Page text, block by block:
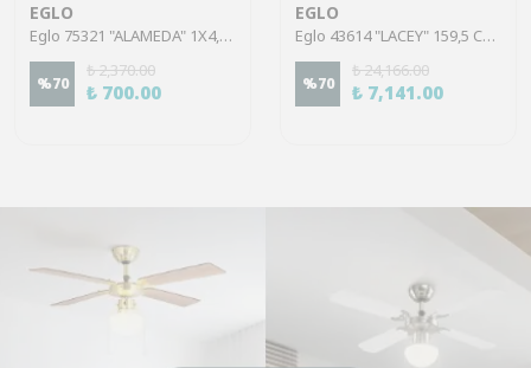
EGLO
Eglo 75321 "ALAMEDA" 1X4,5W Çelik Nikel Mat Sıva Üstü Spot
%70
₺ 2,370.00
₺ 700.00
EGLO
Eglo 43614 "LACEY" 159,5 Cm Yüksekliğinde Çelik, Ahşap Köşe Lambası Lambader
%70
₺ 24,166.00
₺ 7,141.00